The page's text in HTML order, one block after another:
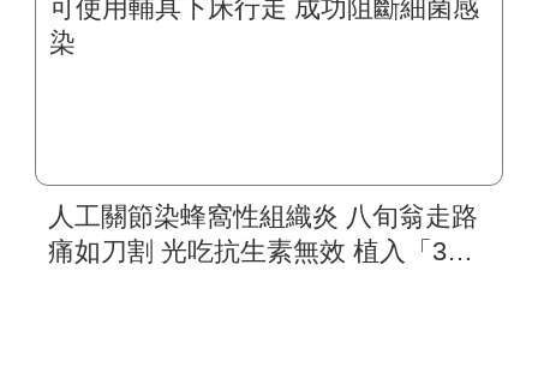
人工關節染蜂窩性組織炎 八旬翁走路
痛如刀割 光吃抗生素無效 植入「3D